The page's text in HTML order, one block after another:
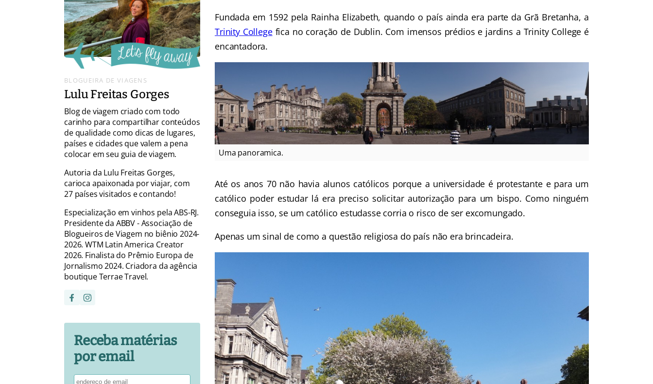
Fundada em 1592 pela Rainha Elizabeth, quando o país ainda era parte da Grã Bretanha, a
Trinity Collegefica no coração de Dublin. Com imensos prédios e jardins a Trinity College é
encantadora.
Uma panoramica.
Até os anos 70 não havia alunos católicos porque a universidade é protestante e para um
católico poder estudar lá era preciso solicitar autorização para um bispo. Como ninguém
conseguia isso, se um católico estudasse corria o risco de ser excomungado.
Apenas um sinal de como a questão religiosa do país não era brincadeira.
BLOGUEIRA DE VIAGENS
Lulu Freitas Gorges
Blog de viagem criado com todo
carinho para compartilhar conteúdos
de qualidade como dicas de lugares,
países e cidades que valem a pena
colocar em seu guia de viagem.
Autoria da Lulu Freitas Gorges,
carioca apaixonada por viajar, com
27 países visitados e contando!
Especialização em vinhos pela ABS-RJ.
Presidente da ABBV - Associação de
Blogueiros de Viagem no biênio 2024-
2026. WTM Latin America Creator
2026. Finalista do Prêmio Europa de
Jornalismo 2024. Criadora da agência
boutique Terrae Travel.
Receba matérias
por email